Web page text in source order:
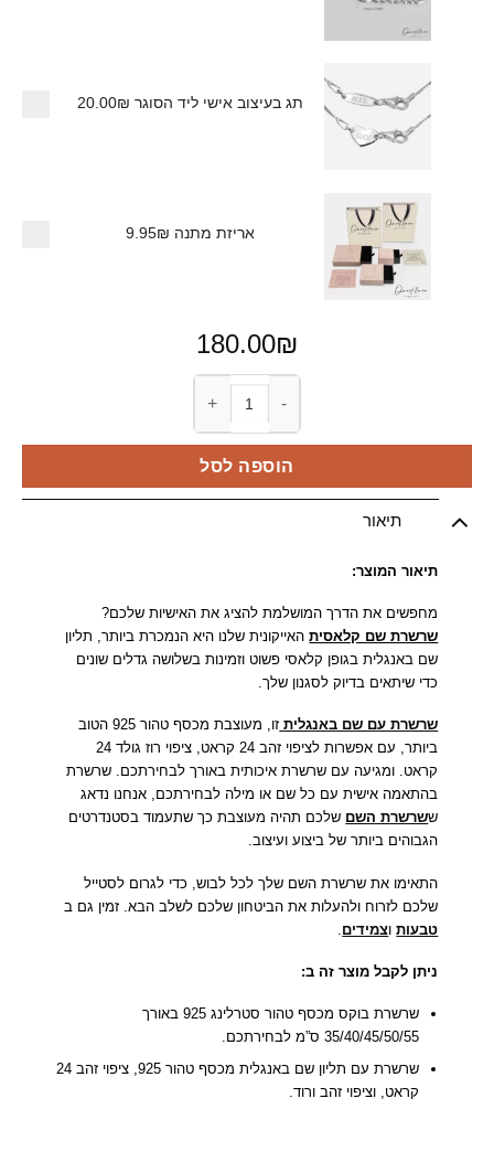
תג בעיצוב אישי ליד הסוגר 20.00₪
אריזת מתנה 9.95₪
180.00₪
כמות של שרשרת שם קלאסית
הוספה לסל
תיאור
תיאור המוצר:
מחפשים את הדרך המושלמת להציג את האישיות שלכם?
שרשרת שם קלאסיתהאייקונית שלנו היא הנמכרת ביותר, תליון
שם באנגלית בגופן קלאסי פשוט וזמינות בשלושה גדלים שונים
כדי שיתאים בדיוק לסגנון שלך.
שרשרת עם שם באנגלית
זו, מעוצבת מכסף טהור 925 הטוב
ביותר, עם אפשרות לציפוי זהב 24 קראט, ציפוי רוז גולד 24
קראט. ומגיעה עם שרשרת איכותית באורך לבחירתכם. שרשרת
בהתאמה אישית עם כל שם או מילה לבחירתכם, אנחנו נדאג
ששרשרת השם שלכם תהיה מעוצבת כך שתעמוד בסטנדרטים
הגבוהים ביותר של ביצוע ועיצוב.
התאימו את שרשרת השם שלך לכל לבוש, כדי לגרום לסטייל
שלכם לזרוח ולהעלות את הביטחון שלכם לשלב הבא. זמין גם ב
טבעותוצמידים
ניתן לקבל מוצר זה ב:
שרשרת בוקס מכסף טהור סטרלינג 925 באורך
35/40/45/50/55 ס”מ לבחירתכם.
שרשרת עם תליון שם באנגלית מכסף טהור 925, ציפוי זהב 24
קראט, וציפוי זהב ורוד.